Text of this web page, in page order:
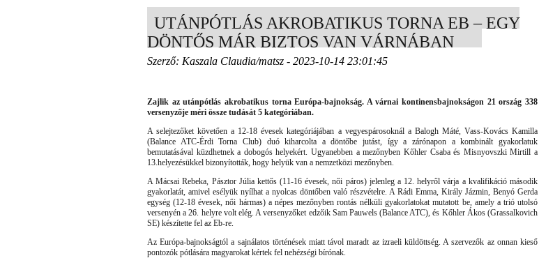
UTÁNPÓTLÁS AKROBATIKUS TORNA EB – EGY
DÖNTŐS MÁR BIZTOS VAN VÁRNÁBAN
Szerző: Kaszala Claudia/matsz - 2023-10-14 23:01:45
Zajlik az utánpótlás akrobatikus torna Európa-bajnokság. A várnai kontinensbajnokságon 21 ország 338
versenyzője méri össze tudását 5 kategóriában.
A selejtezőket követően a 12-18 évesek kategóriájában a vegyespárosoknál a Balogh Máté, Vass-Kovács Kamilla
(Balance ATC-Érdi Torna Club) duó kiharcolta a döntőbe jutást, így a zárónapon a kombinált gyakorlatuk
bemutatásával küzdhetnek a dobogós helyekért. Ugyanebben a mezőnyben Kőhler Csaba és Misnyovszki Mirtill a
13.helyezésükkel bizonyították, hogy helyük van a nemzetközi mezőnyben.
A Mácsai Rebeka, Pásztor Júlia kettős (11-16 évesek, női páros) jelenleg a 12. helyről várja a kvalifikáció második
gyakorlatát, amivel esélyük nyílhat a nyolcas döntőben való részvételre. A Rádi Emma, Király Jázmin, Benyó Gerda
egység (12-18 évesek, női hármas) a népes mezőnyben rontás nélküli gyakorlatokat mutatott be, amely a trió utolsó
versenyén a 26. helyre volt elég. A versenyzőket edzőik Sam Pauwels (Balance ATC), és Kőhler Ákos (Grassalkovich
SE) készítette fel az Eb-re.
Az Európa-bajnokságtól a sajnálatos történések miatt távol maradt az izraeli küldöttség. A szervezők az onnan kieső
pontozók pótlására magyarokat kértek fel nehézségi bírónak.